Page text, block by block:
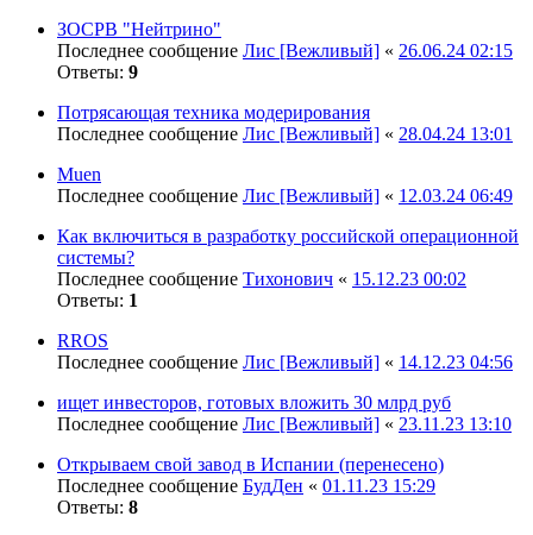
ЗОСРВ "Нейтрино"
Последнее сообщение Лис [Вежливый] « 26.06.24 02:15
Ответы: 9
Потрясающая техника модерирования
Последнее сообщение Лис [Вежливый] « 28.04.24 13:01
Muen
Последнее сообщение Лис [Вежливый] « 12.03.24 06:49
Как включиться в разработку российской операционной
системы?
Последнее сообщение Тихонович « 15.12.23 00:02
Ответы: 1
RROS
Последнее сообщение Лис [Вежливый] « 14.12.23 04:56
ищет инвесторов, готовых вложить 30 млрд руб
Последнее сообщение Лис [Вежливый] « 23.11.23 13:10
Открываем свой завод в Испании (перенесено)
Последнее сообщение БудДен « 01.11.23 15:29
Ответы: 8